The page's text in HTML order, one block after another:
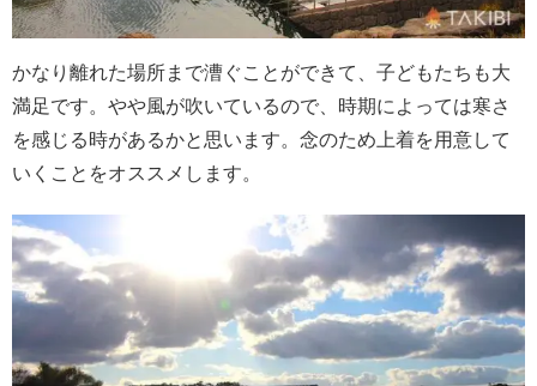
かなり離れた場所まで漕ぐことができて、子どもたちも大
満足です。やや風が吹いているので、時期によっては寒さ
を感じる時があるかと思います。念のため上着を用意して
いくことをオススメします。